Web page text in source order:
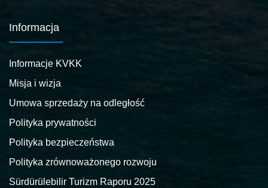
Informacja
Informacje KVKK
Misja i wizja
Umowa sprzedaży na odległość
Polityka prywatności
Polityka bezpieczeństwa
Polityka zrównoważonego rozwoju
Sürdürülebilir Turizm Raporu 2025